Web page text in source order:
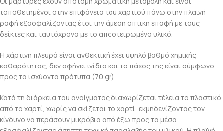
τοποθετημένοι στην επιφάνεια του χαρτιού πάνω στην πλαϊνή
ραφή εξασφαλίζοντας έτσι την άμεση οπτική επαφή με τους
δείκτες και ταυτόχρονα με το αποστειρωμένο υλικό.
Η χάρτινη πλευρά είναι ανθεκτική έχει υψηλό βαθμό χημικής
καθαρότητας, δεν αφήνει ινίδια και το πάχος της είναι σύμφωνο
προς τα ισχύοντα πρότυπα (70 gr).
Κατά τη διάρκεια του ανοίγματος διαχωρίζεται τέλεια το πλαστικό
από το χαρτί, χωρίς να σκίζεται το χαρτί, εκμηδενίζοντας τον
κίνδυνο να περάσουν μικρόβια από έξω προς τα μέσα